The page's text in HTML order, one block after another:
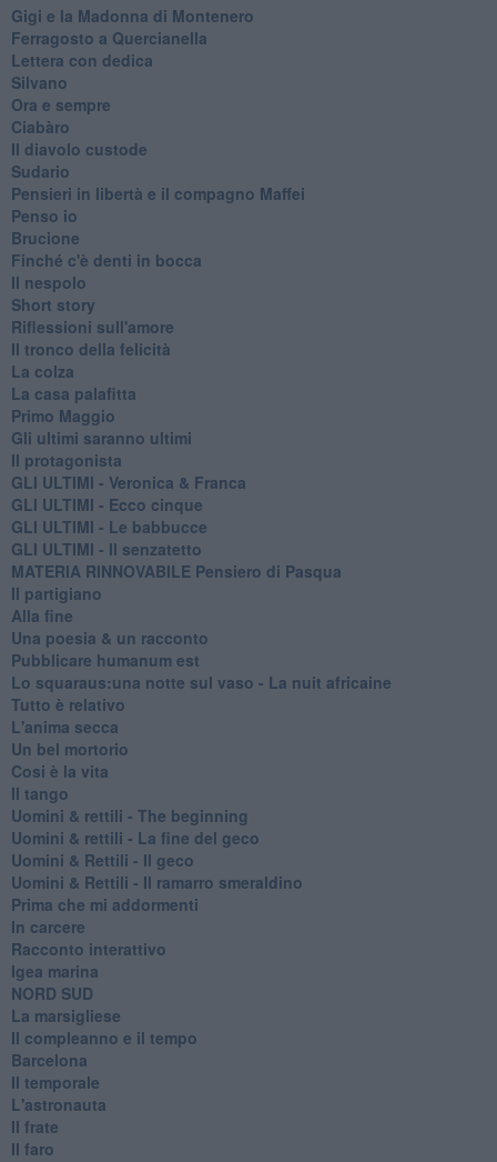
Gigi e la Madonna di Montenero
Ferragosto a Quercianella
Lettera con dedica
Silvano
Ora e sempre
Ciabàro
Il diavolo custode
Sudario
Pensieri in libertà e il compagno Maffei
Penso io
Brucione
Finché c'è denti in bocca
Il nespolo
Short story
Riflessioni sull'amore
Il tronco della felicità
La colza
La casa palafitta
Primo Maggio
Gli ultimi saranno ultimi
Il protagonista
GLI ULTIMI - Veronica & Franca
GLI ULTIMI - Ecco cinque
GLI ULTIMI - Le babbucce
GLI ULTIMI - Il senzatetto
MATERIA RINNOVABILE Pensiero di Pasqua
Il partigiano
Alla fine
Una poesia & un racconto
Pubblicare humanum est
Lo squaraus:una notte sul vaso - La nuit africaine
Tutto è relativo
L'anima secca
Un bel mortorio
Cosi è la vita
Il tango
​Uomini & rettili - The beginning
​Uomini & rettili - La fine del geco
Uomini & Rettili - Il geco
Uomini & Rettili - Il ramarro smeraldino
Prima che mi addormenti
In carcere
Racconto interattivo
Igea marina
​NORD SUD
La marsigliese
Il compleanno e il tempo
Barcelona
Il temporale
L'astronauta
Il frate
Il faro